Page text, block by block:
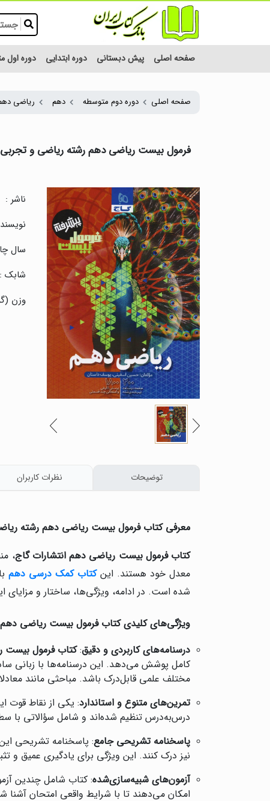
صفحه اصلی پیش دبستانی دوره ابتدایی دوره اول
صفحه اصلی دوره دوم متوسطه دهم ریاضی
فرمول بیست ریاضی دهم رشته ریاضی و تجربی
ناشر :
سال
شابک :
وزن
توضیحات نظرات کاربران
معرفی کتاب فرمول بیست ریاضی دهم رشته
کتاب فرمول بیست ریاضی دهم انتشارات گاج،
معدل خود هستند. اینکتاب کمک درسی دهم
شده است. در ادامه، ویژگی‌ها، ساختار و مزایای
ویژگی‌های کلیدی کتاب فرمول بیست ریاضی دهم
درسنامه‌های کاربردی و دقیق:کتاب فرمول بیست
کامل پوشش می‌دهد. این درسنامه‌ها با زبانی
مختلف علمی قابل‌درک باشد. مباحثی مانند
تمرین‌های متنوع و استاندارد: یکی از نقاط قوت
درس‌به‌درس تنظیم شده‌اند و شامل سؤالاتی با
پاسخنامه تشریحی جامع: پاسخنامه تشریحی
نیز درک کنند. این ویژگی برای یادگیری عمیق و
آزمون‌های شبیه‌سازی‌شده: کتاب شامل چندین
امکان می‌دهند تا با شرایط واقعی امتحان آشنا